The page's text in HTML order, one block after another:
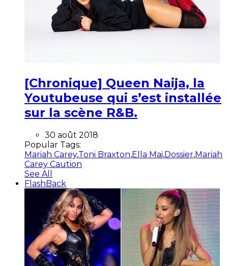
[Chronique] Queen Naija, la
Youtubeuse qui s’est installée
sur la scène R&B.
30 août 2018
Popular Tags:
Mariah Carey,Toni Braxton,Ella Mai,Dossier,Mariah
Carey Caution
See All
FlashBack